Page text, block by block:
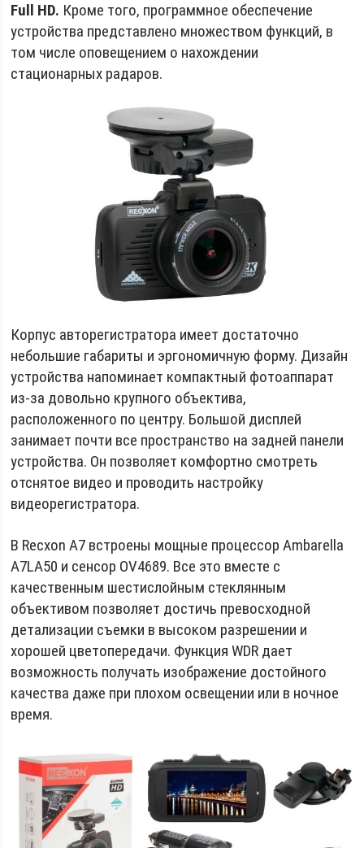
Full HD. Кроме того, программное обеспечение
устройства представлено множеством функций, в
том числе оповещением о нахождении
стационарных радаров.
Корпус авторегистратора имеет достаточно
небольшие габариты и эргономичную форму. Дизайн
устройства напоминает компактный фотоаппарат
из-за довольно крупного объектива,
расположенного по центру. Большой дисплей
занимает почти все пространство на задней панели
устройства. Он позволяет комфортно смотреть
отснятое видео и проводить настройку
видеорегистратора.
В Recxon A7 встроены мощные процессор Ambarella
A7LA50 и сенсор OV4689. Все это вместе с
качественным шестислойным стеклянным
объективом позволяет достичь превосходной
детализации съемки в высоком разрешении и
хорошей цветопередачи. Функция WDR дает
возможность получать изображение достойного
качества даже при плохом освещении или в ночное
время.